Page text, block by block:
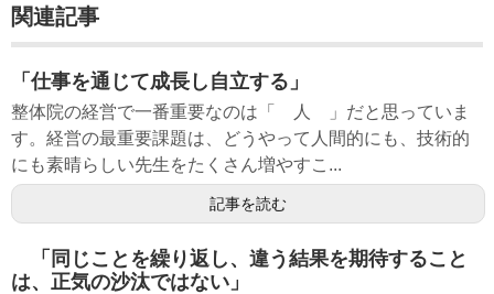
関連記事
「仕事を通じて成長し自立する」
整体院の経営で一番重要なのは「 人 」だと思っていま
す。経営の最重要課題は、どうやって人間的にも、技術的
にも素晴らしい先生をたくさん増やすこ...
記事を読む
「同じことを繰り返し、違う結果を期待すること
は、正気の沙汰ではない」